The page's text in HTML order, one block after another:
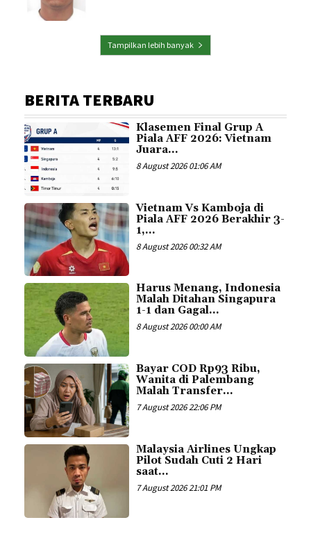
Tampilkan lebih banyak
BERITA TERBARU
Klasemen Final Grup A
Piala AFF 2026: Vietnam
Juara...
8 August 2026 01:06 AM
Vietnam Vs Kamboja di
Piala AFF 2026 Berakhir 3-
1,...
8 August 2026 00:32 AM
Harus Menang, Indonesia
Malah Ditahan Singapura
1-1 dan Gagal...
8 August 2026 00:00 AM
Bayar COD Rp93 Ribu,
Wanita di Palembang
Malah Transfer...
7 August 2026 22:06 PM
Malaysia Airlines Ungkap
Pilot Sudah Cuti 2 Hari
saat...
7 August 2026 21:01 PM